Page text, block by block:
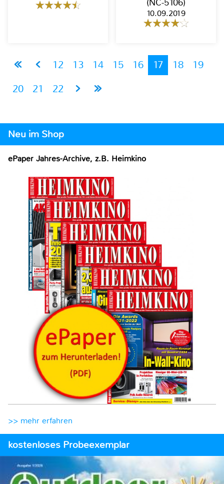
(NC-5106)
10.09.2019
12 13 14 15 16 17 18
19
20
21 22
Neu im Shop
ePaper Jahres-Archive, z.B. Heimkino
>> mehr erfahren
kostenloses Probeexemplar